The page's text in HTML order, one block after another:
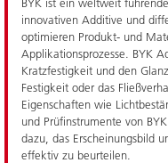
innovativen Additive und
optimieren Produkt- und
Applikationsprozesse. BYK
Kratzfestigkeit und den
Festigkeit oder das
Eigenschaften wie
und Prüfinstrumente von
dazu, das Erscheinungsbild
effektiv zu beurteilen.